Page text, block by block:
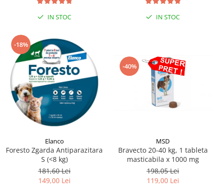
IN STOC IN STOC
-18%
Elanco
Foresto Zgarda Antiparazitara
S (<8 kg)
181,60 Lei
149,00 Lei
-40%
MSD
Bravecto 20-40 kg, 1 tableta
masticabila x 1000 mg
198,05 Lei
119,00 Lei